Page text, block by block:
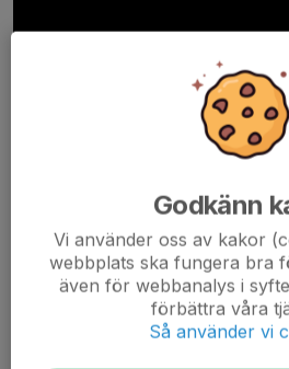
Vilken fantastisk dag det blev när vi
upplagan av Paradisloppet! Ett stort
deltagare, publik, funktionärer och
gjorde dagen till något alldeles extra....
Godkänn
Vi använder oss av kakor
webbplats ska fungera bra
även för webbanalys i
förbättra våra
Så använder vi